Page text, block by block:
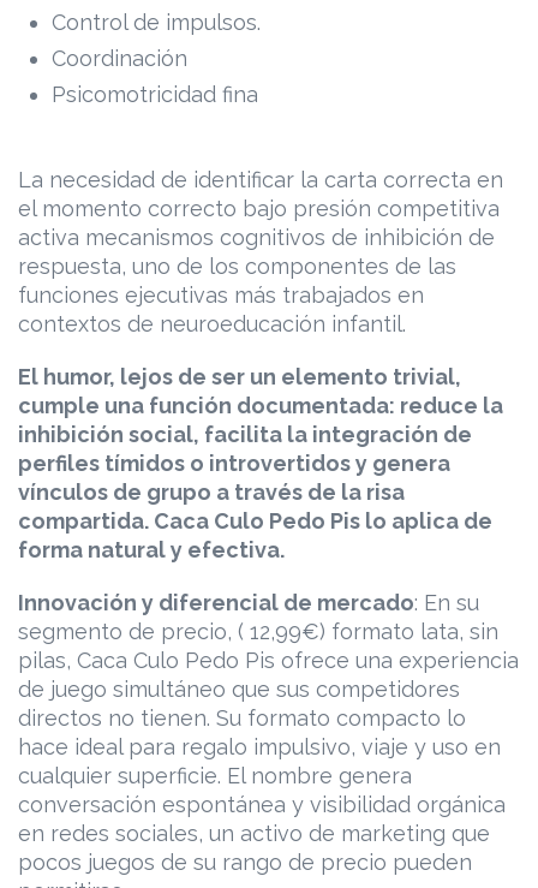
Control de impulsos.
Coordinación
Psicomotricidad fina
La necesidad de identificar la carta correcta en
el momento correcto bajo presión competitiva
activa mecanismos cognitivos de inhibición de
respuesta, uno de los componentes de las
funciones ejecutivas más trabajados en
contextos de neuroeducación infantil.
El humor, lejos de ser un elemento trivial,
cumple una función documentada: reduce la
inhibición social, facilita la integración de
perfiles tímidos o introvertidos y genera
vínculos de grupo a través de la risa
compartida. Caca Culo Pedo Pis lo aplica de
forma natural y efectiva.
Innovación y diferencial de mercado: En su
segmento de precio, ( 12,99€) formato lata, sin
pilas, Caca Culo Pedo Pis ofrece una experiencia
de juego simultáneo que sus competidores
directos no tienen. Su formato compacto lo
hace ideal para regalo impulsivo, viaje y uso en
cualquier superficie. El nombre genera
conversación espontánea y visibilidad orgánica
en redes sociales, un activo de marketing que
pocos juegos de su rango de precio pueden